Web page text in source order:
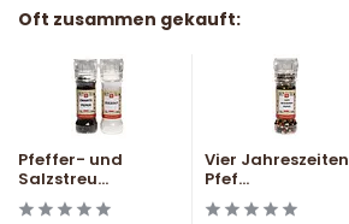
Oft zusammen gekauft:
Pfeffer- und
Salzstreu...
Vier Jahreszeiten
Pfef...